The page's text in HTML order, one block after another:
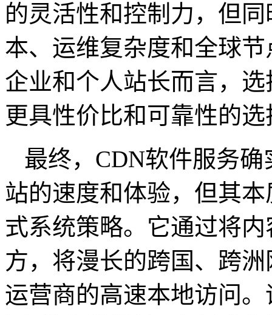
的灵活性和控制力，但
本、运维复杂度和全球
企业和个人站长而言，
更具性价比和可靠性的选
最终， CDN软件服务确
站的速度和体验，但其
式系统策略。它通过将
方，将漫长的跨国、跨
运营商的高速本地访问